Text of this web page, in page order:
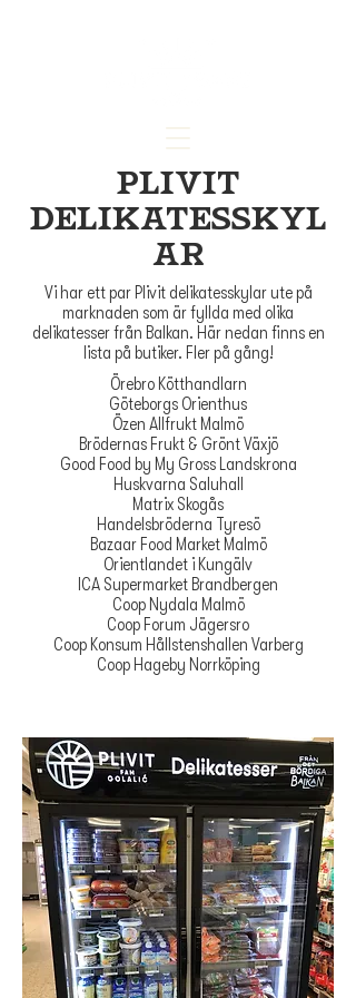
plivit
delikatesskyl
ar
Vi har ett par Plivit delikatesskylar ute på
marknaden som är fyllda med olika
delikatesser från Balkan. Här nedan finns en
lista på butiker. Fler på gång!
Örebro Kötthandlarn
Göteborgs Orienthus
Özen Allfrukt Malmö
Brödernas Frukt & Grönt Växjö
Good Food by My Gross Landskrona
Huskvarna Saluhall
Matrix Skogås
Handelsbröderna Tyresö
Bazaar Food Market Malmö
Orientlandet i Kungälv
ICA Supermarket Brandbergen
Coop Nydala Malmö
Coop Forum Jägersro
Coop Konsum Hållstenshallen Varberg
Coop Hageby Norrköping